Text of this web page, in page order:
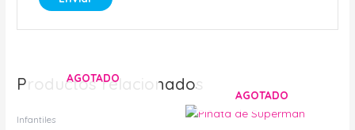
Productos relacionados
AGOTADO
Infantiles
AGOTADO